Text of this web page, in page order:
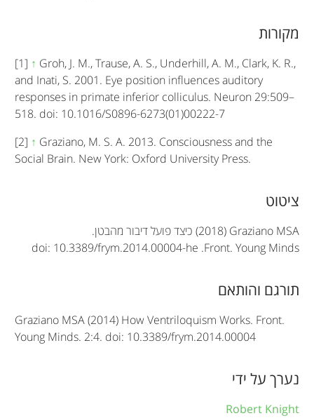
מקורות
[1] ↑ Groh, J. M., Trause, A. S., Underhill, A. M., Clark, K. R.,
and Inati, S. 2001. Eye position influences auditory
responses in primate inferior colliculus. Neuron 29:509–
518. doi: 10.1016/S0896-6273(01)00222-7
[2] ↑ Graziano, M. S. A. 2013. Consciousness and the
Social Brain. New York: Oxford University Press.
A
r
t
c
i
n
ציטוט
(2018) Graziano MSAכיצד פועל דיבור מהבטן.
Front. Young Minds
.
doi: 10.3389/frym.2014.00004-he
תורגם והותאם
Graziano MSA (2014) How Ventriloquism Works. Front.
Young Minds. 2:4. doi: 10.3389/frym.2014.00004
נערך על ידי
Robert Knight